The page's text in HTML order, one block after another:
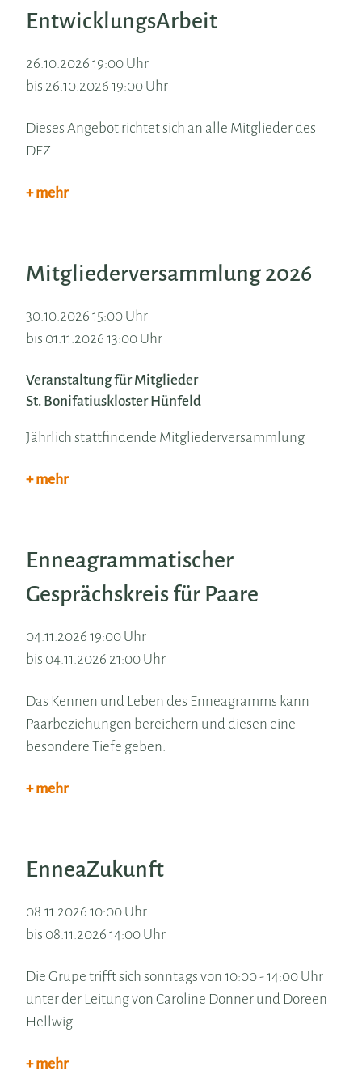
EntwicklungsArbeit
26.10.2026 19:00 Uhr
bis 26.10.2026 19:00 Uhr
Dieses Angebot richtet sich an alle Mitglieder des
DEZ
+ mehr
Mitgliederversammlung 2026
30.10.2026 15:00 Uhr
bis 01.11.2026 13:00 Uhr
Veranstaltung für Mitglieder
St. Bonifatiuskloster Hünfeld
Jährlich stattfindende Mitgliederversammlung
+ mehr
Enneagrammatischer
Gesprächskreis für Paare
04.11.2026 19:00 Uhr
bis 04.11.2026 21:00 Uhr
Das Kennen und Leben des Enneagramms kann
Paarbeziehungen bereichern und diesen eine
besondere Tiefe geben.
+ mehr
EnneaZukunft
08.11.2026 10:00 Uhr
bis 08.11.2026 14:00 Uhr
Die Grupe trifft sich sonntags von 10:00 - 14:00 Uhr
unter der Leitung von Caroline Donner und Doreen
Hellwig.
+ mehr